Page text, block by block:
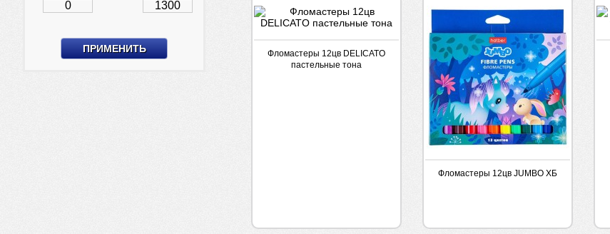
Фломастеры 12цв DELICATO
пастельные тона
Фломастеры 12цв JUMBO ХБ